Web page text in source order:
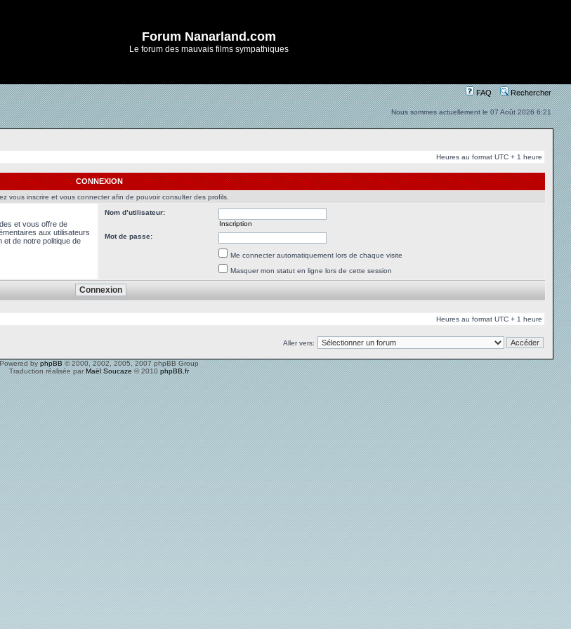
Forum Nanarland.com
Le forum des mauvais films sympathiques
FAQ Rechercher
Nous sommes actuellement le 07 Août 2026 6:21
Heures au format UTC + 1 heure
CONNEXION
vous inscrire et vous connecter afin de pouvoir consulter des profils.
et vous offre de
aux utilisateurs
et de notre politique de
Nom d’utilisateur:
Inscription
Mot de passe:
Me connecter automatiquement lors de chaque visite
Masquer mon statut en ligne lors de cette session
Heures au format UTC + 1 heure
Aller vers:
Powered byphpBB© 2000, 2002, 2005, 2007 phpBB Group
Traduction réalisée parMaël Soucaze© 2010phpBB.fr